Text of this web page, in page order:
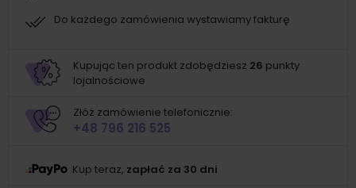
Do każdego zamówienia wystawiamy fakturę
Kupując ten produkt zdobędziesz 26 punkty
lojalnościowe
Złóż zamówienie telefonicznie:
+48 796 216 525
Kup teraz, zapłać za 30 dni